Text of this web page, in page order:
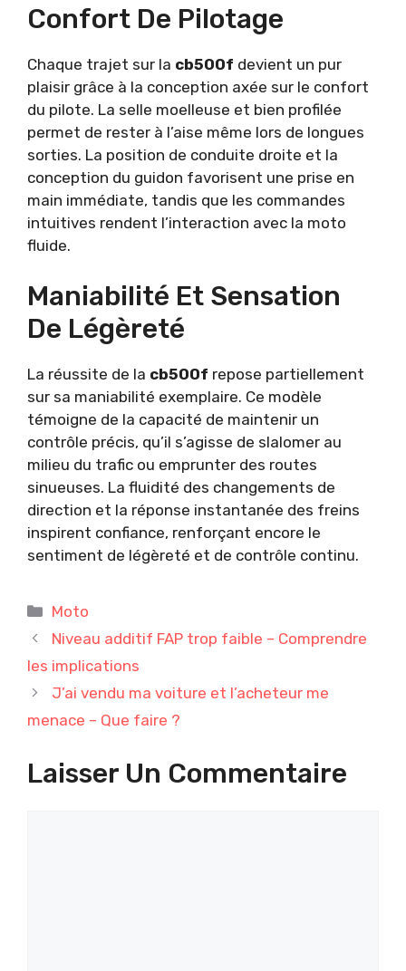
Confort De Pilotage
Chaque trajet sur la cb500f devient un pur
plaisir grâce à la conception axée sur le confort
du pilote. La selle moelleuse et bien profilée
permet de rester à l’aise même lors de longues
sorties. La position de conduite droite et la
conception du guidon favorisent une prise en
main immédiate, tandis que les commandes
intuitives rendent l’interaction avec la moto
fluide.
Maniabilité Et Sensation
De Légèreté
La réussite de la cb500f repose partiellement
sur sa maniabilité exemplaire. Ce modèle
témoigne de la capacité de maintenir un
contrôle précis, qu’il s’agisse de slalomer au
milieu du trafic ou emprunter des routes
sinueuses. La fluidité des changements de
direction et la réponse instantanée des freins
inspirent confiance, renforçant encore le
sentiment de légèreté et de contrôle continu.
Catégories
Moto
Niveau additif FAP trop faible – Comprendre
les implications
J’ai vendu ma voiture et l’acheteur me
menace – Que faire ?
Laisser Un Commentaire